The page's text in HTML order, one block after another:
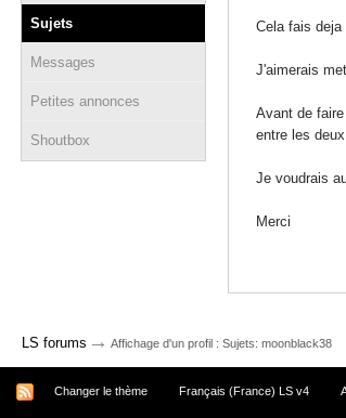
Sujets
Messages
Petites annonces
Shoutbox
Cela fais
J'aimerais
Avant de
entre les
Je voudrais
Merci
LS forums → Affichage d'un profil : Sujets: moonblack38
Changer le thème Français (France) LS v4